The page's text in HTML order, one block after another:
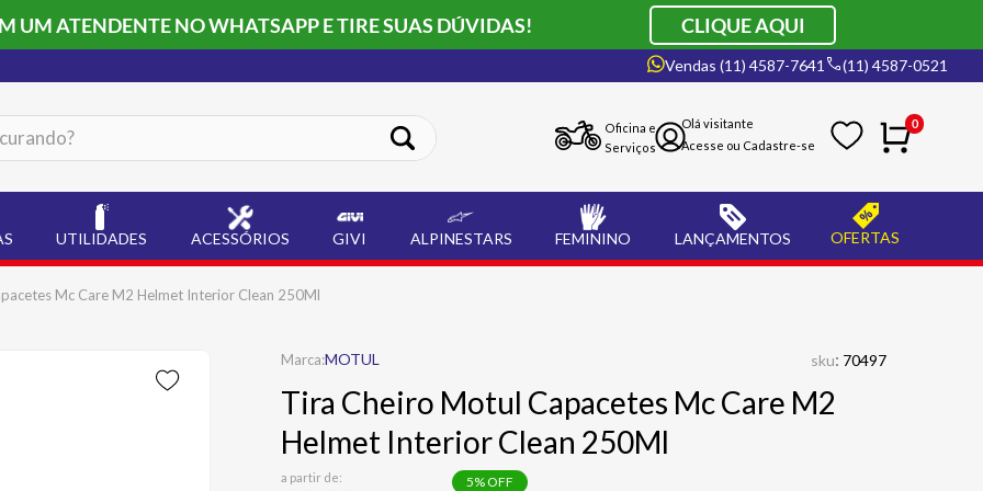
UM ATENDENTE NO WHATSAPP E TIRE SUAS DÚVIDAS! CLIQUE AQUI
Vendas (11) 4587-7641 (11) 4587-0521
Oficina e
Serviços
0
UTILIDADES ACESSÓRIOS GIVI ALPINESTARS FEMININO LANÇAMENTOS OFERTAS
Mc Care M2 Helmet Interior Clean 250Ml
MOTUL sku: 70497
Tira Cheiro Motul Capacetes Mc Care M2
Helmet Interior Clean 250Ml
a partir de: 5% OFF